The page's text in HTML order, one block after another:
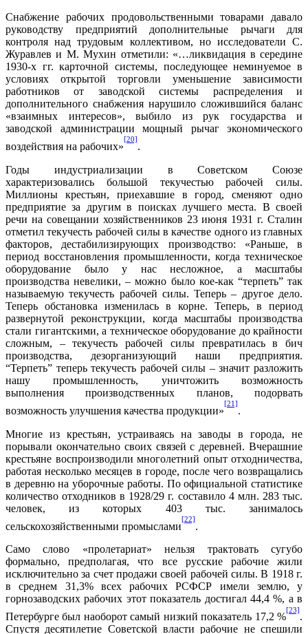
Снабжение рабочих продовольственными товарами давало
руководству предприятий дополнительные рычаги для
контроля над трудовым коллективом, но исследователи С.
Журавлев и М. Мухин отметили: «…ликвидация в середине
1930-х гг. карточной системы, последующее неминуемое в
условиях открытой торговли уменьшение зависимости
работников от заводской системы распределения и
дополнительного снабжения нарушило сложившийся баланс
«взаимных интересов», выбило из рук государства и
заводской администрации мощный рычаг экономического
воздействия на рабочих»
[20]
.
Годы индустриализации в Советском Союзе
характеризовались большой текучестью рабочей силы.
Миллионы крестьян, приехавшие в город, сменяют одно
предприятие за другим в поисках лучшего места. В своей
речи на совещании хозяйственников 23 июня 1931 г. Сталин
отметил текучесть рабочей силы в качестве одного из главных
факторов, дестабилизирующих производство: «Раньше, в
период восстановления промышленности, когда техническое
оборудование было у нас несложное, а масштабы
производства невелики, – можно было кое-как “терпеть” так
называемую текучесть рабочей силы. Теперь – другое дело.
Теперь обстановка изменилась в корне. Теперь, в период
развернутой реконструкции, когда масштабы производства
стали гигантскими, а техническое оборудование до крайности
сложным, – текучесть рабочей силы превратилась в бич
производства, дезорганизующий наши предприятия.
“Терпеть” теперь текучесть рабочей силы – значит разложить
нашу промышленность, уничтожить возможность
выполнения производственных планов, подорвать
возможность улучшения качества продукции»
[21]
.
Многие из крестьян, устраиваясь на заводы в города, не
порывали окончательно своих связей с деревней. Вчерашние
крестьяне воспроизводили многолетний опыт отходничества,
работая несколько месяцев в городе, после чего возвращались
в деревню на уборочные работы. По официальной статистике
количество отходников в 1928/29 г. составило 4 млн. 283 тыс.
человек, из которых 403 тыс. занималось
сельскохозяйственными промыслами
[22]
Само слово «пролетариат» нельзя трактовать сугубо
формально, предполагая, что все русские рабочие жили
исключительно за счет продажи своей рабочей силы. В 1918 г.
в среднем 31,3% всех рабочих РСФСР имели землю, у
горнозаводских рабочих этот показатель достигал 44,4 %, а в
Петербурге был наоборот самый низкий показатель 17,2 %
[23]
.
Спустя десятилетие Советской власти рабочие не спешили